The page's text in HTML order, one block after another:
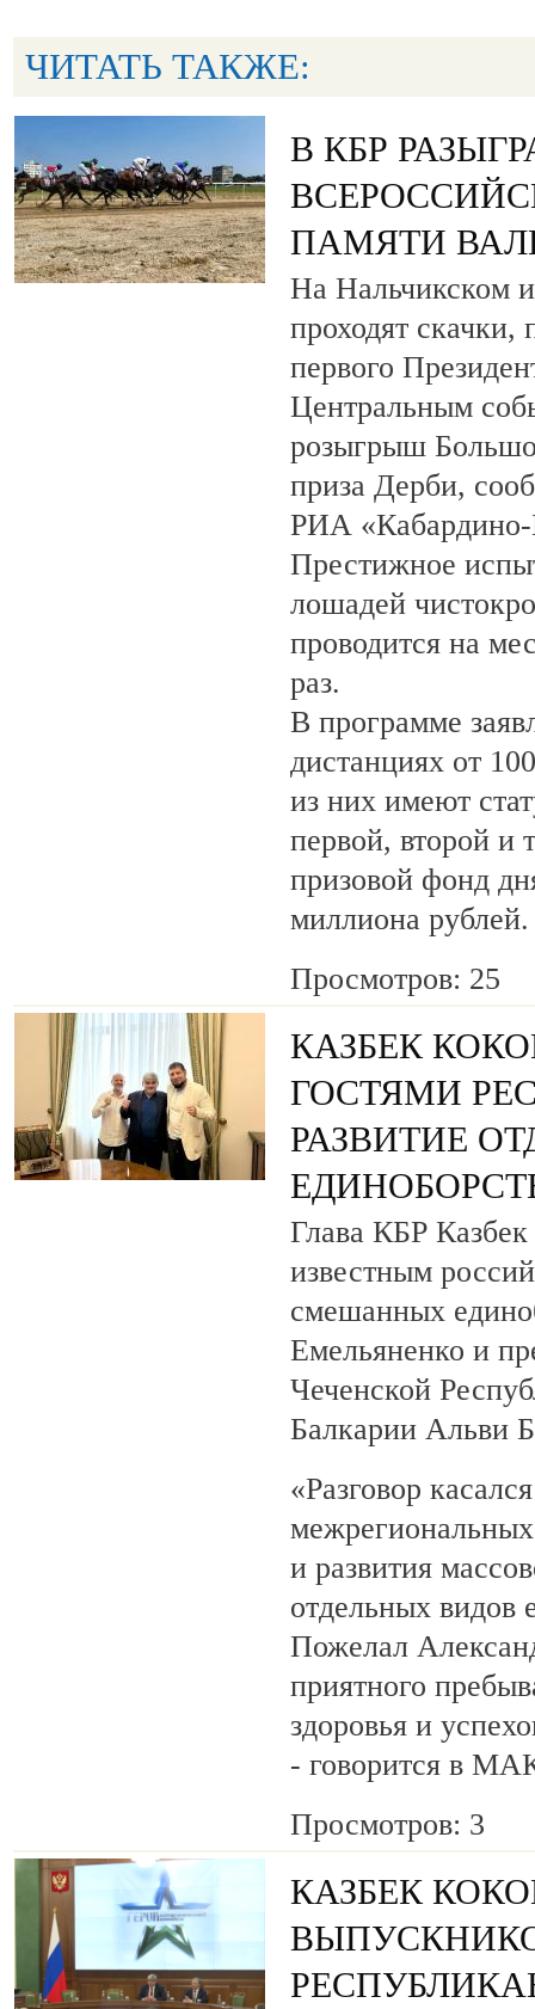
ЧИТАТЬ ТАКЖЕ:
В КБР
ПАМЯТИ
На Нальчикском
проходят
первого
Центральным
розыгрыш
приза Дерби,
РИА «Кабардино-
Престижное
лошадей
проводится на
раз.
В программе
дистанциях от
из них имеют
первой, второй и
призовой фонд
миллиона рублей.
Просмотров: 25
КАЗБЕК
ГОСТЯМИ
РАЗВИТИЕ
Глава КБР Казбек
известным
смешанных
Емельяненко и
Чеченской
Балкарии Альви
«Разговор
и развития
отдельных видов
Пожелал
приятного
здоровья и
- говорится в
Просмотров: 3
КАЗБЕК